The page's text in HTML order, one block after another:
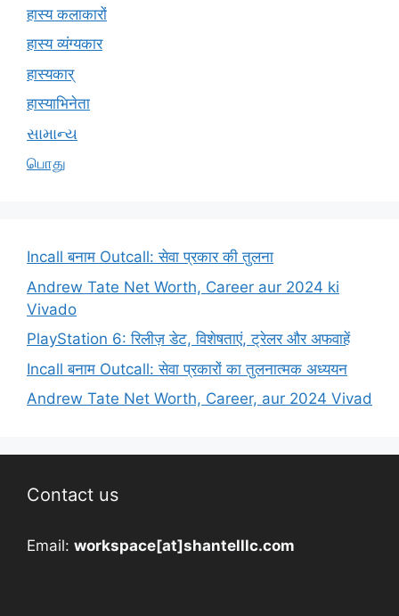
हास्य कलाकारों
हास्य व्यंग्यकार
हास्यकार्
हास्याभिनेता
સામાન્ય
பொது
Incall बनाम Outcall: सेवा प्रकार की तुलना
Andrew Tate Net Worth, Career aur 2024 ki
Vivado
PlayStation 6: रिलीज़ डेट, विशेषताएं, ट्रेलर और अफवाहें
Incall बनाम Outcall: सेवा प्रकारों का तुलनात्मक अध्ययन
Andrew Tate Net Worth, Career, aur 2024 Vivad
Contact us
Email: workspace[at]shantelllc.com